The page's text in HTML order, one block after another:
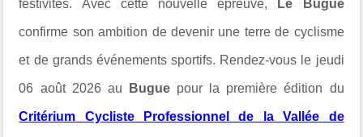
festivités. Avec cette nouvelle épreuve, Le Bugue
confirme son ambition de devenir une terre de cyclisme
et de grands événements sportifs. Rendez-vous le jeudi
06 août 2026 au Buguepour la première édition du
Critérium Cycliste Professionnel de la Vallée de